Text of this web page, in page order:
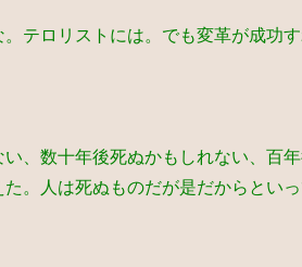
テロリストには。でも変革が成功
、数十年後死ぬかもしれない、百
。人は死ぬものだが是だからとい